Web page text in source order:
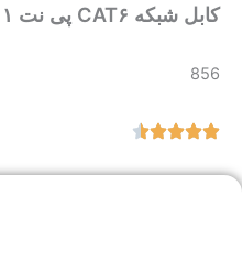
کابل شبکه CAT۶ پی نت ۱ متری
856